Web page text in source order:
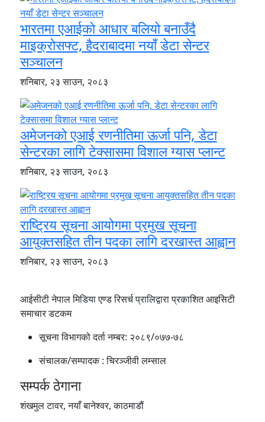
भारतमा एआईको आधार बलियो बनाउँदै
माइक्रोसफ्ट, हैदराबादमा नयाँ डेटा सेन्टर
सञ्चालन
शनिबार, २३ साउन, २०८३
अमेजनको एआई रणनीतिमा ऊर्जा पनि, डेटा
सेन्टरका लागि टेक्सासमा विशाल ग्यास प्लान्ट
शनिबार, २३ साउन, २०८३
राष्ट्रिय सूचना आयोगमा प्रमुख सूचना
आयुक्तसहित तीन पदका लागि दरखास्त आह्वान
शनिबार, २३ साउन, २०८३
आईसीटी नेपाल मिडिया एण्ड रिसर्च प्रालिद्वारा प्रकाशित आइसिटी
समाचार डटकम
सूचना विभागको दर्ता नम्बर: २०८९/०७७-७८
संचालक/सम्पादक :चिरञ्जीवी लम्साल
सम्पर्क ठेगाना
शंखमुल टावर, नयाँ बानेश्वर, काठमाडौं